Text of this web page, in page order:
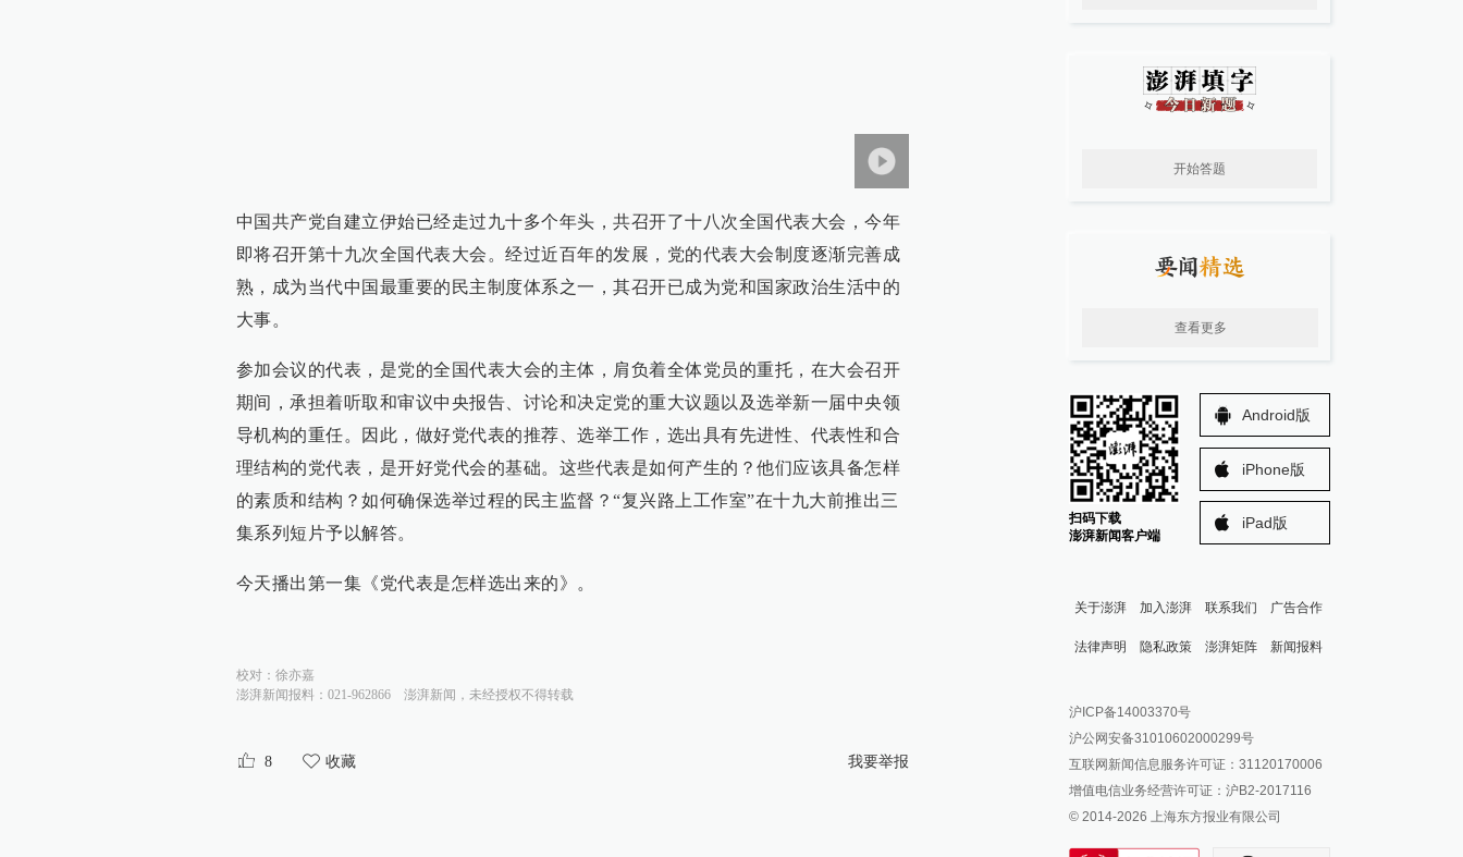
中国共产党自建立伊始已经走过九十多个年头，共召开了十八次全国代表大会，今年
即将召开第十九次全国代表大会。经过近百年的发展，党的代表大会制度逐渐完善成
熟，成为当代中国最重要的民主制度体系之一，其召开已成为党和国家政治生活中的
大事。
参加会议的代表，是党的全国代表大会的主体，肩负着全体党员的重托，在大会召开
期间，承担着听取和审议中央报告、讨论和决定党的重大议题以及选举新一届中央领
导机构的重任。因此，做好党代表的推荐、选举工作，选出具有先进性、代表性和合
理结构的党代表，是开好党代会的基础。这些代表是如何产生的？他们应该具备怎样
的素质和结构？如何确保选举过程的民主监督？“复兴路上工作室”在十九大前推出三
集系列短片予以解答。
今天播出第一集《党代表是怎样选出来的》。
校对： 徐亦嘉
澎湃新闻报料：021-962866
澎湃新闻，未经授权不得转载
8 收藏 我要举报
开始答题
查看更多
扫码下载
澎湃新闻客户端
Android版
iPhone版
iPad版
关于澎湃 加入澎湃 联系我们 广告合作
法律声明 隐私政策 澎湃矩阵
澎湃新闻公众号
澎湃新闻抖音号
派生万物开放平台
IP SHANGHAI
SIXTH TONE
新闻报料
报料邮箱: news@thepaper.cn
沪ICP备14003370号
沪公网安备31010602000299号
互联网新闻信息服务许可证：31120170006
增值电信业务经营许可证：沪B2-2017116
© 2014-2026 上海东方报业有限公司